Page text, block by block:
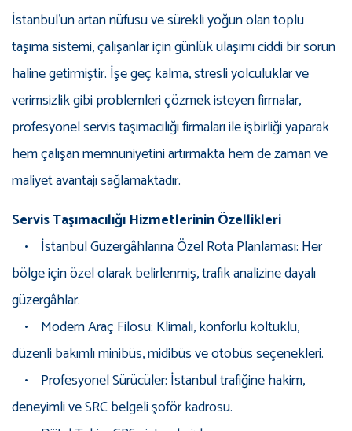
İstanbul’un artan nüfusu ve sürekli yoğun olan toplu
taşıma sistemi, çalışanlar için günlük ulaşımı ciddi bir sorun
haline getirmiştir. İşe geç kalma, stresli yolculuklar ve
verimsizlik gibi problemleri çözmek isteyen firmalar,
profesyonel servis taşımacılığı firmaları ile işbirliği yaparak
hem çalışan memnuniyetini artırmakta hem de zaman ve
maliyet avantajı sağlamaktadır.
Servis Taşımacılığı Hizmetlerinin Özellikleri
• İstanbul Güzergâhlarına Özel Rota Planlaması: Her
bölge için özel olarak belirlenmiş, trafik analizine dayalı
güzergâhlar.
• Modern Araç Filosu: Klimalı, konforlu koltuklu,
düzenli bakımlı minibüs, midibüs ve otobüs seçenekleri.
• Profesyonel Sürücüler: İstanbul trafiğine hakim,
deneyimli ve SRC belgeli şoför kadrosu.